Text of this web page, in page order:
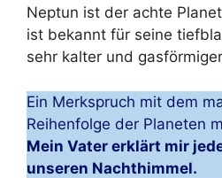
Neptun ist der achte
ist bekannt für seine
sehr kalter und
Ein Merkspruch mit dem
Reihenfolge der Planeten
Mein Vater erklärt mir
unseren Nachthimmel.